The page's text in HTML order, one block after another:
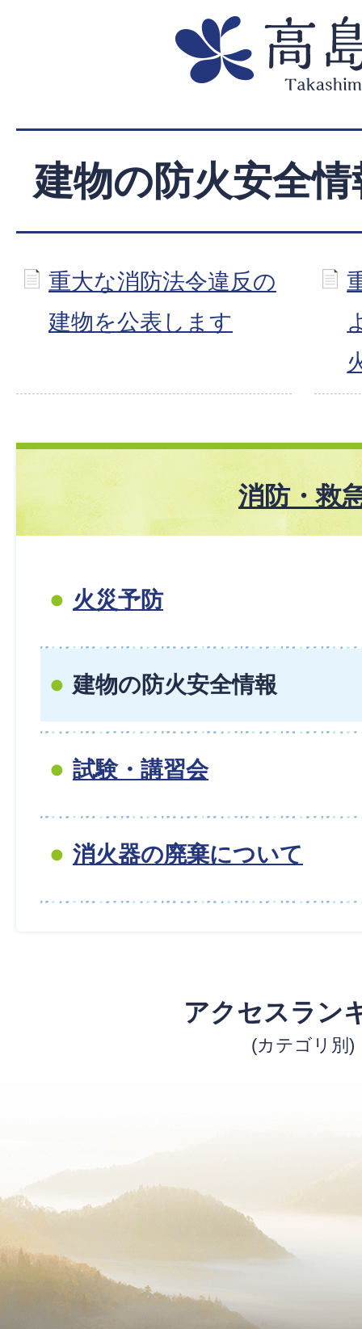
建物の防火安全情
重大な消防法令違反の
建物を公表します
消防・救
火災予防
建物の防火安全情報
試験・講習会
消火器の廃棄について
アクセスラン
(カテゴリ別)